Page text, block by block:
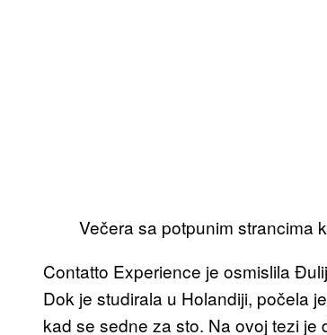
Večera sa potpunim strancima
Contatto Experience je osmislila
Dok je studirala u Holandiji, počela
kad se sedne za sto. Na ovoj tezi